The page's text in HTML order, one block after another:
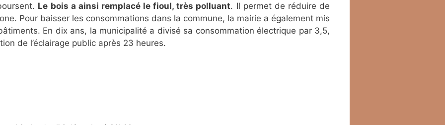
Le bois a ainsi remplacé le fioul, très polluant. Il permet de réduire de
Pour baisser les consommations dans la commune, la mairie a également mis
En dix ans, la municipalité a divisé sa consommation électrique par 3,5,
de l’éclairage public après 23 heures.